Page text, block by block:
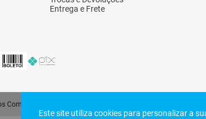
Este site utiliza cookies para personalizar a
Entrega e Frete
Com. Conex. Elet. Ltda - Eireli. Todos os direitos reservados.